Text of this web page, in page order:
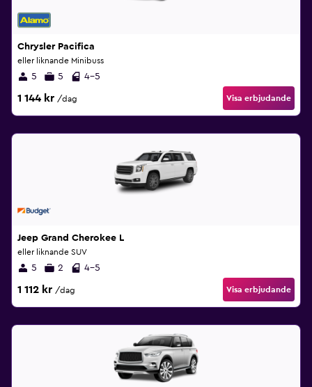
Chrysler Pacifica
eller liknande Minibuss
5 5 4-5
1 144 kr /dag Visa erbjudande
Jeep Grand Cherokee L
eller liknande SUV
5 2 4-5
1 112 kr /dag Visa erbjudande